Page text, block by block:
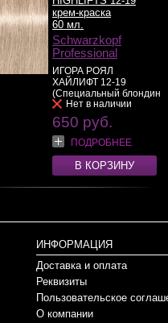
крем-краска
60 мл.
Schwarzkopf
Professional
ИГОРА РОЯЛ
ХАЙЛИФТ 12-19
(Специальный блондин
санд... >>
Нет в наличии
650 руб.
ПОДРОБНЕЕ
В КОРЗИНУ
ИНФОРМАЦИЯ
Доставка и оплата
Реквизиты
Пользовательское
О компании